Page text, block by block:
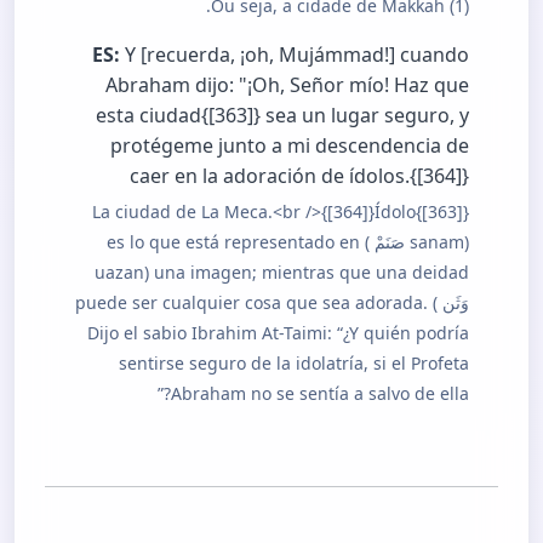
(1) Ou seja, a cidade de Makkah.
ES: Y [recuerda, ¡oh, Mujámmad!] cuando
Abraham dijo: "¡Oh, Señor mío! Haz que
esta ciudad{[363]} sea un lugar seguro, y
protégeme junto a mi descendencia de
caer en la adoración de ídolos.{[364]}
{[363]}La ciudad de La Meca.<br />{[364]}Ídolo
(sanam صَنَمْ ) es lo que está representado en
una imagen; mientras que una deidad (uazan
وَثَن ) puede ser cualquier cosa que sea adorada.
Dijo el sabio Ibrahim At-Taimi: “¿Y quién podría
sentirse seguro de la idolatría, si el Profeta
Abraham no se sentía a salvo de ella?”